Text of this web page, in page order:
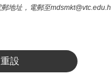
地址，電郵至
重設